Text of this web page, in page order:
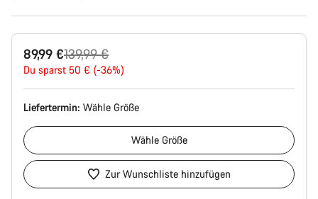
89,99 €
Ursprungspreis
139,99 €
Du sparst 50 € (-36%)
Liefertermin: Wähle Größe
Wähle Größe
Zur Wunschliste hinzufügen